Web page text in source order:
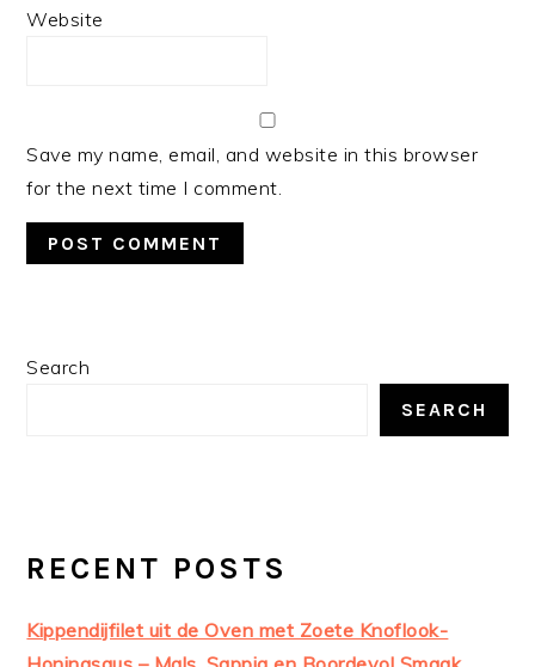
Website
Save my name, email, and website in this browser
for the next time I comment.
PRIMARY
Search
SEARCH
RECENT POSTS
Kippendijfilet uit de Oven met Zoete Knoflook-